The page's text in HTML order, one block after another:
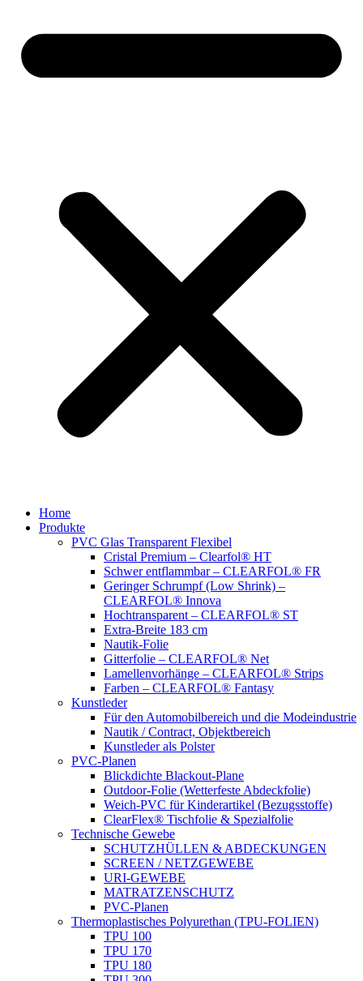
Home
Produkte
PVC Glas Transparent Flexibel
Cristal Premium – Clearfol® HT
Schwer entflammbar – CLEARFOL® FR
Geringer Schrumpf (Low Shrink) –
CLEARFOL® Innova
Hochtransparent – CLEARFOL® ST
Extra-Breite 183 cm
Nautik-Folie
Gitterfolie – CLEARFOL® Net
Lamellenvorhänge – CLEARFOL® Strips
Farben – CLEARFOL® Fantasy
Kunstleder
Für den Automobilbereich und die Modeindustrie
Nautik / Contract, Objektbereich
Kunstleder als Polster
PVC-Planen
Blickdichte Blackout-Plane
Outdoor-Folie (Wetterfeste Abdeckfolie)
Weich-PVC für Kinderartikel (Bezugsstoffe)
ClearFlex® Tischfolie & Spezialfolie
Technische Gewebe
SCHUTZHÜLLEN & ABDECKUNGEN
SCREEN / NETZGEWEBE
URI-GEWEBE
MATRATZENSCHUTZ
PVC-Planen
Thermoplastisches Polyurethan (TPU-FOLIEN)
TPU 100
TPU 170
TPU 180